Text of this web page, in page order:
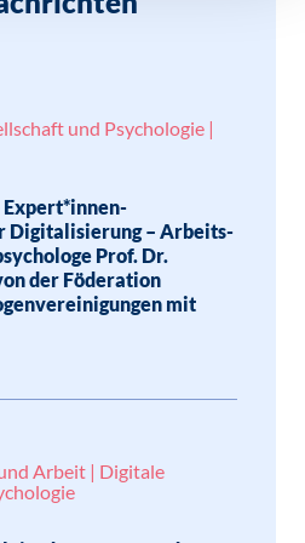
und Psychologie |
Expert*innen-
Digitalisierung – Arbeits-
Prof. Dr.
der Föderation
mit
Arbeit | Digitale